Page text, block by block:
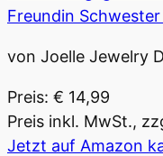
Freundin
von Joelle Jewelry
Preis: € 14,99
Preis inkl. MwSt.,
Jetzt auf Amazon